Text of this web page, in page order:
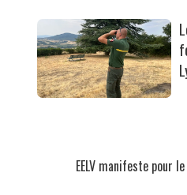
EELV manifeste pour